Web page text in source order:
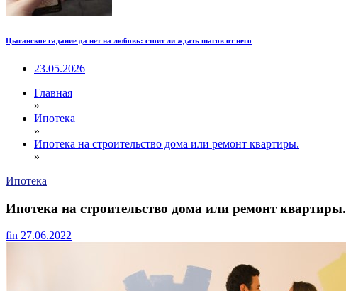
Цыганское гадание да нет на любовь: стоит ли ждать шагов от него
23.05.2026
Главная
»
Ипотека
»
Ипотека на строительство дома или ремонт квартиры.
»
Ипотека
Ипотека на строительство дома или ремонт квартиры.
fin 27.06.2022